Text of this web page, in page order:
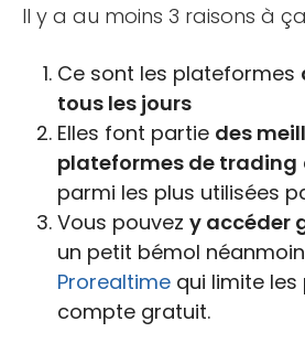
Il y a au moins 3 raisons à
Ce sont les plateformes
tous les jours
Elles font partie des
plateformes de trading
parmi les plus utilisées
Vous pouvez y accéder
un petit bémol
Prorealtime qui limite
compte gratuit.